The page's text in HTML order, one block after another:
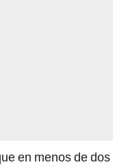
en menos de